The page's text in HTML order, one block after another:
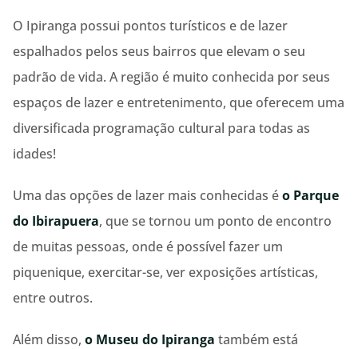
O Ipiranga possui pontos turísticos e de lazer
espalhados pelos seus bairros que elevam o seu
padrão de vida. A região é muito conhecida por seus
espaços de lazer e entretenimento, que oferecem uma
diversificada programação cultural para todas as
idades!
Uma das opções de lazer mais conhecidas éo Parque
do Ibirapuera, que se tornou um ponto de encontro
de muitas pessoas, onde é possível fazer um
piquenique, exercitar-se, ver exposições artísticas,
entre outros.
Além disso, o Museu do Ipiranga também está